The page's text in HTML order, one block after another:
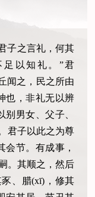
子之言礼，何其
以知礼。”君
闻之，民之所由
也，非礼无以辨
男女、父子、
君子以此之为尊
节。有成事，
。其顺之，然后
、腊(xī)，修其